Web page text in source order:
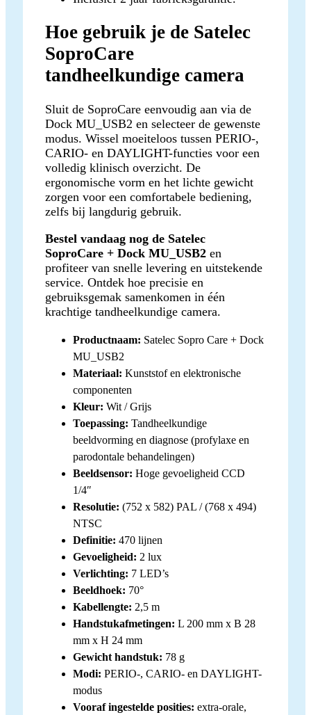
Hoe gebruik je de Satelec
SoproCare
tandheelkundige camera
Sluit de SoproCare eenvoudig aan via de
Dock MU_USB2 en selecteer de gewenste
modus. Wissel moeiteloos tussen PERIO-,
CARIO- en DAYLIGHT-functies voor een
volledig klinisch overzicht. De
ergonomische vorm en het lichte gewicht
zorgen voor een comfortabele bediening,
zelfs bij langdurig gebruik.
Bestel vandaag nog de Satelec
SoproCare + Dock MU_USB2 en
profiteer van snelle levering en uitstekende
service. Ontdek hoe precisie en
gebruiksgemak samenkomen in één
krachtige tandheelkundige camera.
Productnaam: Satelec Sopro Care + Dock
MU_USB2
Materiaal: Kunststof en elektronische
componenten
Kleur: Wit / Grijs
Toepassing: Tandheelkundige
beeldvorming en diagnose (profylaxe en
parodontale behandelingen)
Beeldsensor: Hoge gevoeligheid CCD
1/4″
Resolutie: (752 x 582) PAL / (768 x 494)
NTSC
Definitie: 470 lijnen
Gevoeligheid: 2 lux
Verlichting: 7 LED’s
Beeldhoek: 70°
Kabellengte: 2,5 m
Handstukafmetingen: L 200 mm x B 28
mm x H 24 mm
Gewicht handstuk: 78 g
Modi: PERIO-, CARIO- en DAYLIGHT-
modus
Vooraf ingestelde posities: extra-orale,